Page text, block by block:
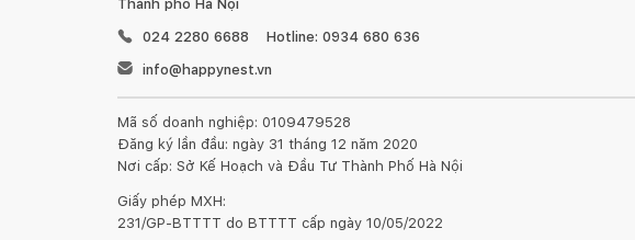
Thành phố Hà Nội
024 2280 6688
Hotline: 0934 680 636
info@happynest.vn
Mã số doanh nghiệp: 0109479528
Đăng ký lần đầu: ngày 31 tháng 12 năm 2020
Nơi cấp: Sở Kế Hoạch và Đầu Tư Thành Phố Hà Nội
Giấy phép MXH:
231/GP-BTTTT do BTTTT cấp ngày 10/05/2022